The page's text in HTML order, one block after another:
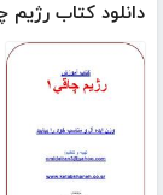
دانلود کتاب